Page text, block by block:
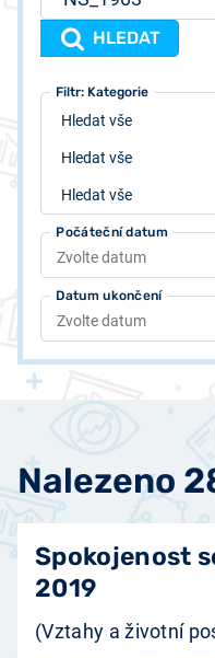
HLEDAT
Počáteční datum
Datum ukončení
Filtr: Typ
Filtr: Autor
Filtr: Kategorie
Nalezeno
Spokojenost
2019
(Vztahy a životní